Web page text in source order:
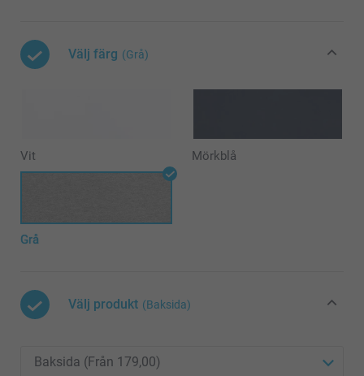
Välj färg (Grå)
Vit Mörkblå
Grå
Välj produkt (Baksida)